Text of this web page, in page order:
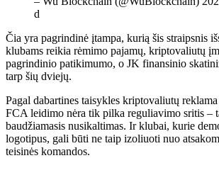
d
Čia yra pagrindinė įtampa, kurią šis straipsnis
klubams reikia rėmimo pajamų, kriptovaliutų
pagrindinio patikimumo, o JK finansinio
tarp šių dviejų.
Pagal dabartines taisykles kriptovaliutų
FCA leidimo nėra tik pilka reguliavimo sritis –
baudžiamasis nusikaltimas. Ir klubai, kurie
logotipus, gali būti ne taip izoliuoti nuo
teisinės komandos.